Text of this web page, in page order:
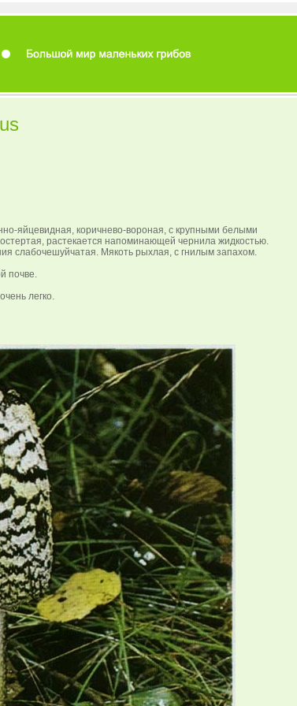
яйцевидная, коричнево-вороная, с крупными белыми
растекается напоминающей чернила жидкостью.
слабочешуйчатая. Мякоть рыхлая, с гнилым запахом.
почве.
легко.